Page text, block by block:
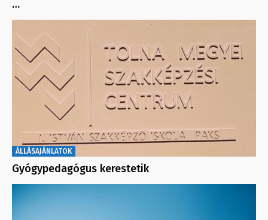
…
ÁLLÁSAJÁNLATOK
Gyógypedagógus kerestetik